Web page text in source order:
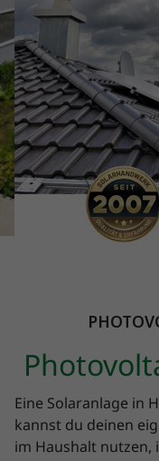
Eine Solaranlage in
kannst du deinen
im Haushalt